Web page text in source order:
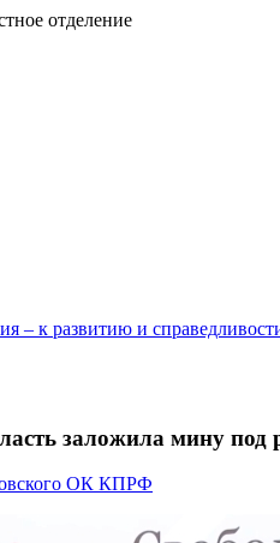
отделение
заложила мину под
ОК КПРФ